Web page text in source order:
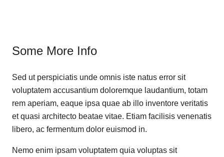
Some More Info
Sed ut perspiciatis unde omnis iste natus error sit
voluptatem accusantium doloremque laudantium, totam
rem aperiam, eaque ipsa quae ab illo inventore veritatis
et quasi architecto beatae vitae. Etiam facilisis venenatis
libero, ac fermentum dolor euismod in.
Nemo enim ipsam voluptatem quia voluptas sit